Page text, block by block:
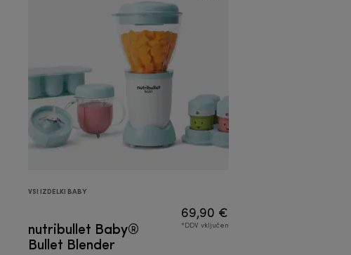
VSI IZDELKI BABY
nutribullet Baby®
Bullet Blender
69,90 €
*DDV vključen